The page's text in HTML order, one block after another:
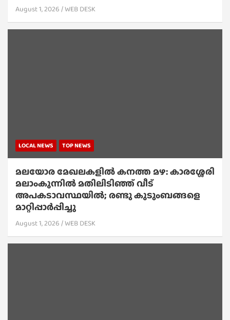
August 1, 2026 WEB DESK
LOCAL NEWS TOP NEWS
മലയോര മേഖലകളിൽ കനത്ത മഴ: കാരശ്ശേരി
മലാംകുന്നിൽ മതിലിടിഞ്ഞ് വീട്
അപകടാവസ്ഥയിൽ; രണ്ടു കുടുംബങ്ങളെ
മാറ്റിപ്പാർപ്പിച്ചു
August 1, 2026 WEB DESK